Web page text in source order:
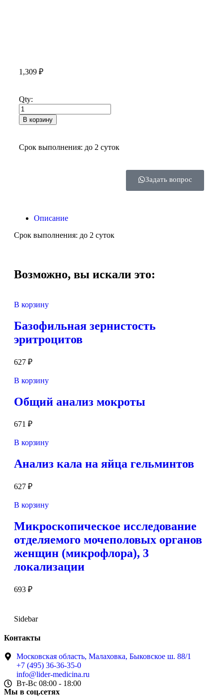
1,309 ₽
Qty:
В корзину
Срок выполнения: до 2 суток
Задать вопрос
Описание
Срок выполнения: до 2 суток
Возможно, вы искали это:
В корзину
Базофильная зернистость
эритроцитов
627 ₽
В корзину
Общий анализ мокроты
671 ₽
В корзину
Анализ кала на яйца гельминтов
627 ₽
В корзину
Микроскопическое исследование
отделяемого мочеполовых органов
женщин (микрофлора), 3
локализации
693 ₽
Sidebar
Контакты
Московская область, Малаховка, Быковское ш. 88/1
+7 (495) 36-36-35-0
info@lider-medicina.ru
Вт-Вс 08:00 - 18:00
Мы в соц.сетях